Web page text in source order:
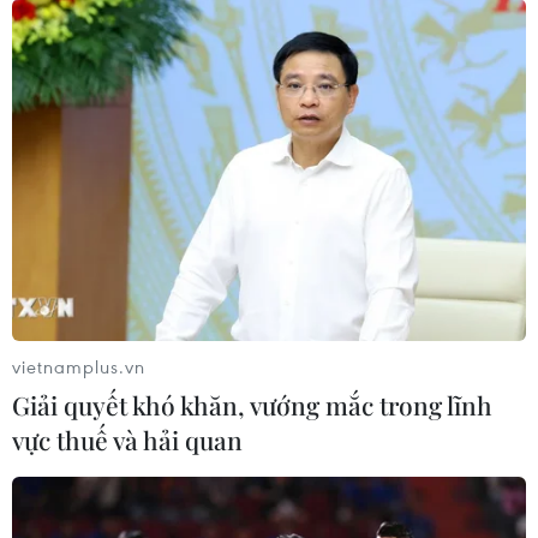
Chuyên gia quốc tế đánh giá tích cực
về tiền đồng của Việt Nam
07/08/2026 12:46
Phép thử sức chống chịu của kinh tế
vietnamplus.vn
Giải quyết khó khăn, vướng mắc trong lĩnh
vực thuế và hải quan